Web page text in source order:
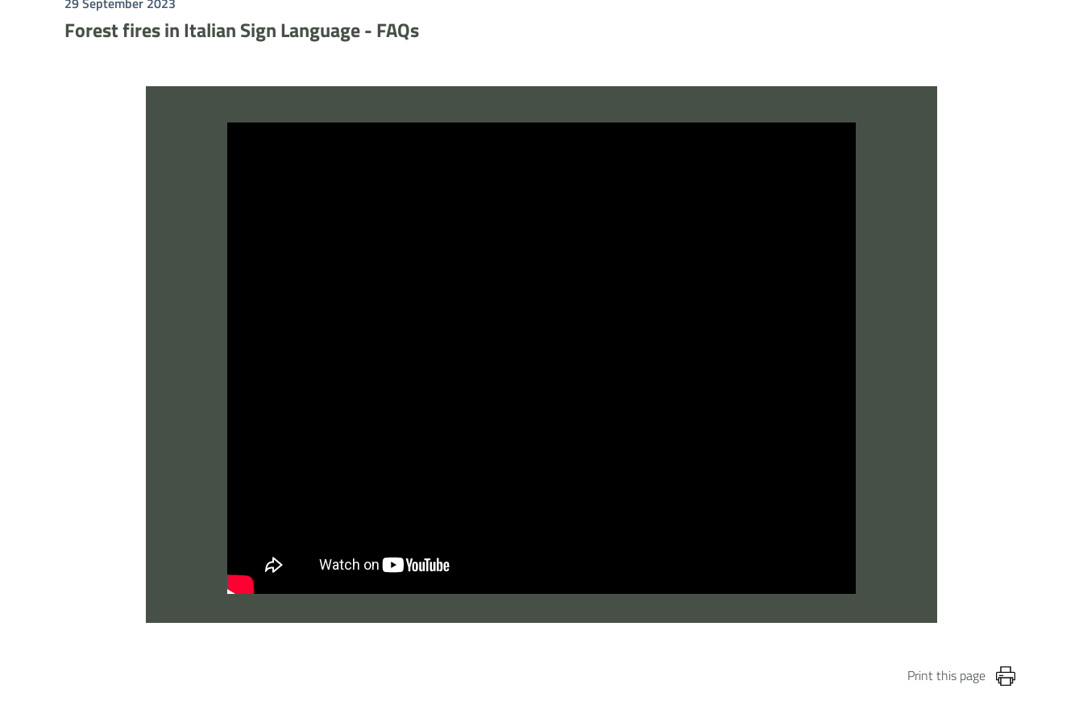
Forest fires in Italian Sign Language - FAQs
Print this page